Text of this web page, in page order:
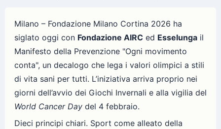
Milano – Fondazione Milano Cortina 2026 ha
siglato oggi con Fondazione AIRC ed Esselunga il
Manifesto della Prevenzione "Ogni movimento
conta", un decalogo che lega i valori olimpici a stili
di vita sani per tutti. L’iniziativa arriva proprio nei
giorni dell’avvio dei Giochi Invernali e alla vigilia del
World Cancer Day del 4 febbraio.
Dieci principi chiari. Sport come alleato della